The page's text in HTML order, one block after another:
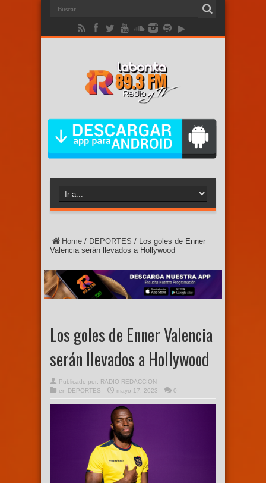
Home / DEPORTES / Los goles de Enner
Valencia serán llevados a Hollywood
Los goles de Enner Valencia
serán llevados a Hollywood
Publicado por: RADIO REDACCION
en DEPORTES mayo 17, 2023 0